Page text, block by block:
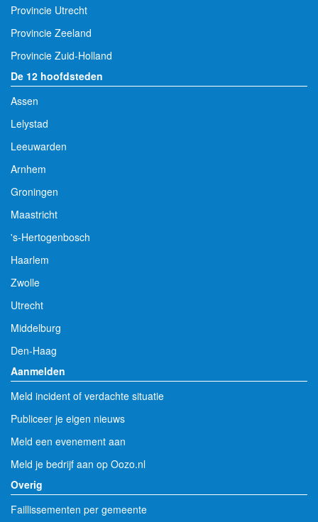
Provincie Utrecht
Provincie Zeeland
Provincie Zuid-Holland
De 12 hoofdsteden
Assen
Lelystad
Leeuwarden
Arnhem
Groningen
Maastricht
's-Hertogenbosch
Haarlem
Zwolle
Utrecht
Middelburg
Den-Haag
Aanmelden
Meld incident of verdachte situatie
Publiceer je eigen nieuws
Meld een evenement aan
Meld je bedrijf aan op Oozo.nl
Overig
Faillissementen per gemeente